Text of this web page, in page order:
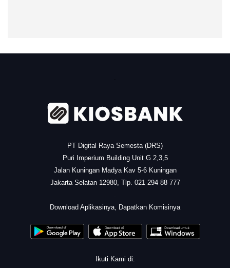
PT Digital Raya Semesta (DRS)
Puri Imperium Building Unit G 2,3,5
Jalan Kuningan Madya Kav 5-6 Kuningan
Jakarta Selatan 12980, Tlp. 021 294 88 777
Download Aplikasinya, Dapatkan Komisinya
Ikuti Kami di: